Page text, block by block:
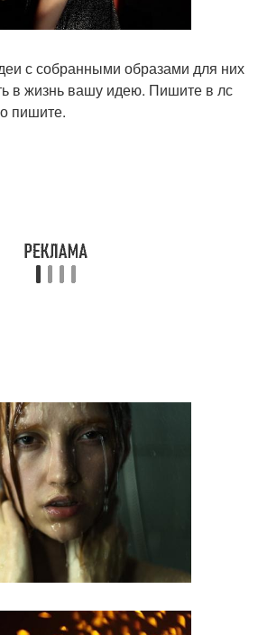
с собранными образами для них
в жизнь вашу идею. Пишите в лс
пишите.